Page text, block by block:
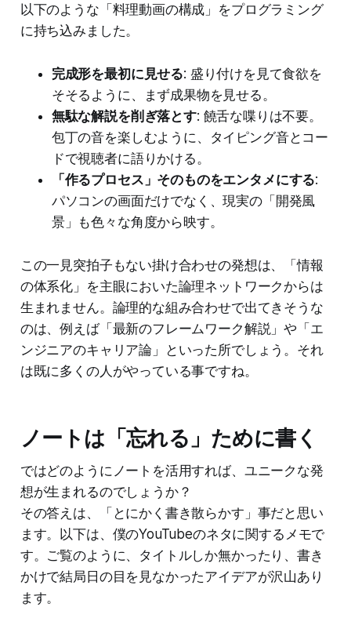
以下のような「料理動画の構成」をプログラミング
に持ち込みました。
完成形を最初に見せる: 盛り付けを見て食欲を
そそるように、まず成果物を見せる。
無駄な解説を削ぎ落とす: 饒舌な喋りは不要。
包丁の音を楽しむように、タイピング音とコー
ドで視聴者に語りかける。
「作るプロセス」そのものをエンタメにする:
パソコンの画面だけでなく、現実の「開発風
景」も色々な角度から映す。
この一見突拍子もない掛け合わせの発想は、「情報
の体系化」を主眼においた論理ネットワークからは
生まれません。論理的な組み合わせで出てきそうな
のは、例えば「最新のフレームワーク解説」や「エ
ンジニアのキャリア論」といった所でしょう。それ
は既に多くの人がやっている事ですね。
ノートは「忘れる」ために書く
ではどのようにノートを活用すれば、ユニークな発
想が生まれるのでしょうか？
その答えは、「とにかく書き散らかす」事だと思い
ます。以下は、僕のYouTubeのネタに関するメモで
す。ご覧のように、タイトルしか無かったり、書き
かけで結局日の目を見なかったアイデアが沢山あり
ます。